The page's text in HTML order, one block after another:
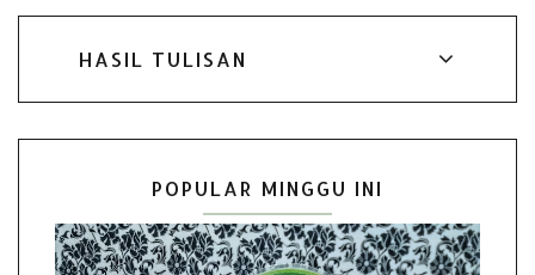
HASIL TULISAN
POPULAR MINGGU INI